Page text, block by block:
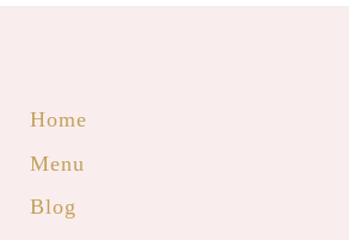
Home
Menu
Blog